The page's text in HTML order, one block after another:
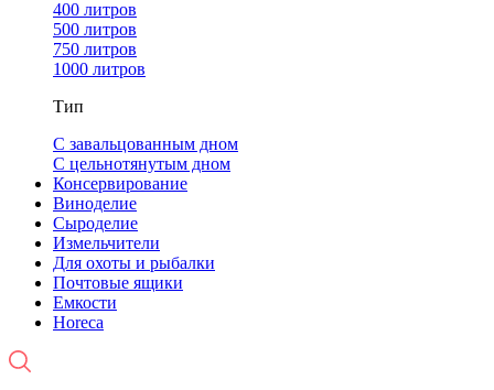
400 литров
500 литров
750 литров
1000 литров
Тип
С завальцованным дном
С цельнотянутым дном
Консервирование
Виноделие
Сыроделие
Измельчители
Для охоты и рыбалки
Почтовые ящики
Емкости
Horeca